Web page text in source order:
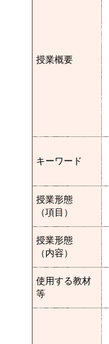
授業概要
キーワード
授業形態
（項目）
授業形態
（内容）
使用する教材
等